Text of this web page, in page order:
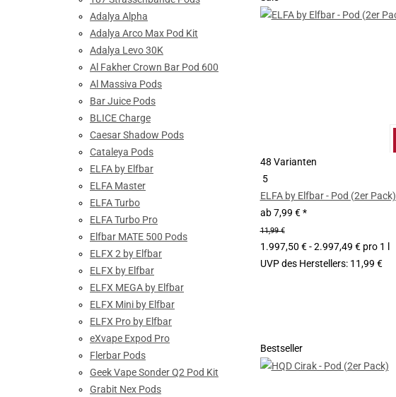
48 Varianten
5
ELFA by Elfbar - Pod (2er Pack)
ab7,99 €*
11,99 €
1.997,50 € - 2.997,49 € pro 1 l
UVP des Herstellers: 11,99 €
Bestseller
Adalya Alpha
Adalya Arco Max Pod Kit
Adalya Levo 30K
Al Fakher Crown Bar Pod 600
Al Massiva Pods
Bar Juice Pods
BLICE Charge
Caesar Shadow Pods
Cataleya Pods
ELFA by Elfbar
ELFA Master
ELFA Turbo
ELFA Turbo Pro
Elfbar MATE 500 Pods
ELFX 2 by Elfbar
ELFX by Elfbar
ELFX MEGA by Elfbar
ELFX Mini by Elfbar
ELFX Pro by Elfbar
eXvape Expod Pro
Flerbar Pods
Geek Vape Sonder Q2 Pod Kit
Grabit Nex Pods